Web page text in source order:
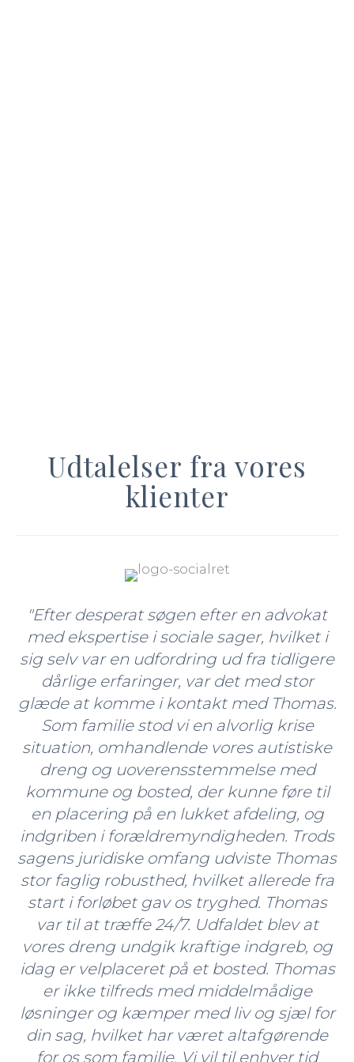
Udtalelser fra vores
klienter
"Efter desperat søgen efter en advokat
med ekspertise i sociale sager, hvilket i
sig selv var en udfordring ud fra tidligere
dårlige erfaringer, var det med stor
glæde at komme i kontakt med Thomas.
Som familie stod vi en alvorlig krise
situation, omhandlende vores autistiske
dreng og uoverensstemmelse med
kommune og bosted, der kunne føre til
en placering på en lukket afdeling, og
indgriben i forældremyndigheden. Trods
sagens juridiske omfang udviste Thomas
stor faglig robusthed, hvilket allerede fra
start i forløbet gav os tryghed. Thomas
var til at træffe 24/7. Udfaldet blev at
vores dreng undgik kraftige indgreb, og
idag er velplaceret på et bosted. Thomas
er ikke tilfreds med middelmådige
løsninger og kæmper med liv og sjæl for
din sag, hvilket har været altafgørende
for os som familie. Vi vil til enhver tid